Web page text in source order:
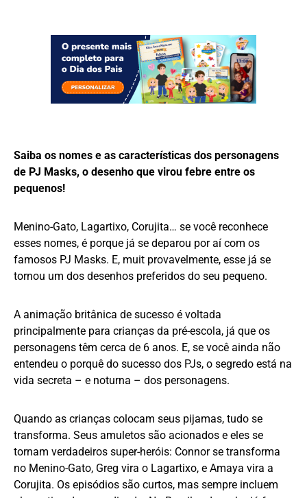
Saiba os nomes e as características dos personagens
de PJ Masks, o desenho que virou febre entre os
pequenos!
Menino-Gato, Lagartixo, Corujita… se você reconhece
esses nomes, é porque já se deparou por aí com os
famosos PJ Masks. E, muit provavelmente, esse já se
tornou um dos desenhos preferidos do seu pequeno.
A animação britânica de sucesso é voltada
principalmente para crianças da pré-escola, já que os
personagens têm cerca de 6 anos. E, se você ainda não
entendeu o porquê do sucesso dos PJs, o segredo está na
vida secreta – e noturna – dos personagens.
Quando as crianças colocam seus pijamas, tudo se
transforma. Seus amuletos são acionados e eles se
tornam verdadeiros super-heróis: Connor se transforma
no Menino-Gato, Greg vira o Lagartixo, e Amaya vira a
Corujita. Os episódios são curtos, mas sempre incluem